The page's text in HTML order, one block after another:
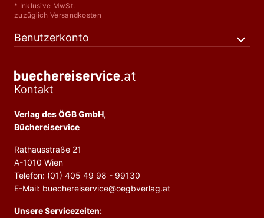
* Inklusive MwSt.
zuzüglich Versandkosten
Benutzerkonto
Kontakt
Verlag des ÖGB GmbH,
Büchereiservice
Rathausstraße 21
A-1010 Wien
Telefon: (01) 405 49 98 - 99130
E-Mail: buechereiservice@oegbverlag.at
Unsere Servicezeiten: